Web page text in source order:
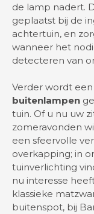
de lamp nadert.
geplaatst bij de
achtertuin, en
wanneer het
detecteren van
Verder wordt
buitenlampen
tuin. Of u nu uw
zomeravonden
een sfeervolle
overkapping; in
tuinverlichting
nu interesse
klassieke
buitenspot, bij